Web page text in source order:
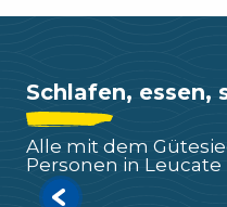
Schlafen, essen,
Alle mit dem
Personen in Leucate
Unterkunft